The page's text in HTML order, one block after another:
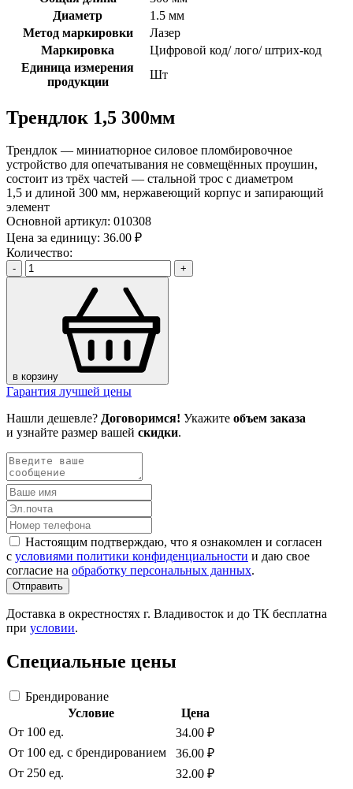
Диаметр
1.5 мм
Метод маркировки
Лазер
Маркировка
Цифровой код/ лого/ штрих-код
Единица измерения
продукции
Шт
Трендлок 1,5 300мм
Трендлок — миниатюрное силовое пломбировочное
устройство для опечатывания не совмещённых проушин,
состоит из трёх частей — стальной трос с диаметром
1,5 и длиной 300 мм, нержавеющий корпус и запирающий
элемент
Основной артикул: 010308
Цена за единицу: 36.00 ₽
Количество:
- +
в корзину
Гарантия лучшей цены
Нашли дешевле? Договоримся! Укажите объем заказа
и узнайте размер вашей скидки.
Настоящим подтверждаю, что я ознакомлен и согласен
с условиями политики конфиденциальности и даю свое
согласие на обработку персональных данных.
Отправить
Доставка в окрестностях г. Владивосток и до ТК бесплатна
при условии.
Специальные цены
Брендирование
Условие
Цена
От 100 ед.
34.00 ₽
От 100 ед. с брендированием
36.00 ₽
От 250 ед.
32.00 ₽